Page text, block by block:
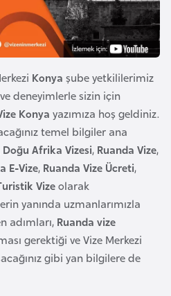
Konya şube yetkililerimiz
deneyimlerle sizin için
Konya yazımıza hoş geldiniz.
temel bilgiler ana
Doğu Afrika Vizesi, Ruanda Vize,
E-Vize, Ruanda Vize Ücreti,
Vizeolarak
yanında uzmanlarımızla
adımları, Ruanda vize
gerektiği ve Vize Merkezi
gibi yan bilgilere de